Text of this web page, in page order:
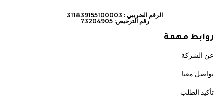
الرقم الضريبي : 311839155100003
رقم الترخيص: 73204905
روابط مهمة
عن الشركة
تواصل معنا
تأكيد الطلب